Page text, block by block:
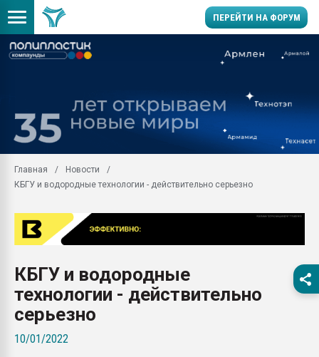
ПЕРЕЙТИ НА ФОРУМ
цикла
заводу пластмасс"
28.07.2026
28.07.2026
Главная
Новости
КБГУ и водородные технологии - действительно серьезно
КБГУ и водородные
технологии - действительно
серьезно
10/01/2022